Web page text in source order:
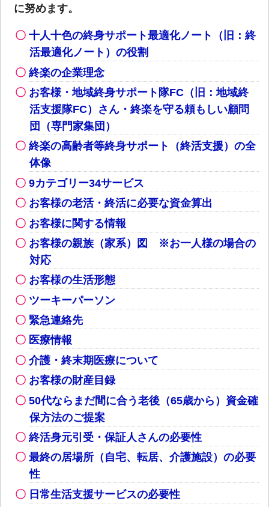
に努めます。
十人十色の終身サポート最適化ノート（旧：終
活最適化ノート）の役割
終楽の企業理念
お客様・地域終身サポート隊FC（旧：地域終
活支援隊FC）さん・終楽を守る頼もしい顧問
団（専門家集団）
終楽の高齢者等終身サポート（終活支援）の全
体像
9カテゴリー34サービス
お客様の老活・終活に必要な資金算出
お客様に関する情報
お客様の親族（家系）図 ※お一人様の場合の
対応
お客様の生活形態
ツーキーパーソン
緊急連絡先
医療情報
介護・終末期医療について
お客様の財産目録
50代ならまだ間に合う老後（65歳から）資金確
保方法のご提案
終活身元引受・保証人さんの必要性
最終の居場所（自宅、転居、介護施設）の必要
性
日常生活支援サービスの必要性